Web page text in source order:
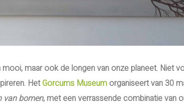
maar ook de longen van onze planeet. Niet
HetGorcums Museum organiseert van 30
van bomen, met een verrassende combinatie van